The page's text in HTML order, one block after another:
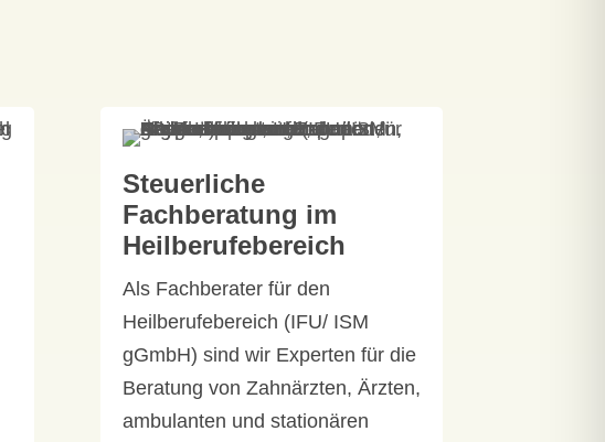
Steuerliche
Fachberatung im
Heilberufebereich
Als Fachberater für den
Heilberufebereich (IFU/ ISM
gGmbH) sind wir Experten für die
Beratung von Zahnärzten, Ärzten,
ambulanten und stationären